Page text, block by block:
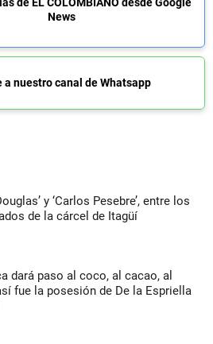
News
a nuestro canal de Whatsapp
y ‘Carlos Pesebre’, entre los
de la cárcel de Itagüí
dará paso al coco, al cacao, al
fue la posesión de De la Espriella